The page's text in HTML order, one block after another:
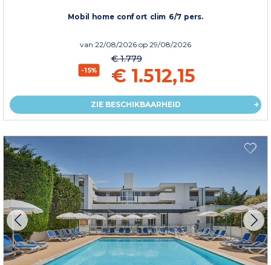
Mobil home confort clim 6/7 pers.
van 22/08/2026 op 29/08/2026
-15%
€ 1.779
€ 1.512,15
ZIE BESCHIKBAARHEID